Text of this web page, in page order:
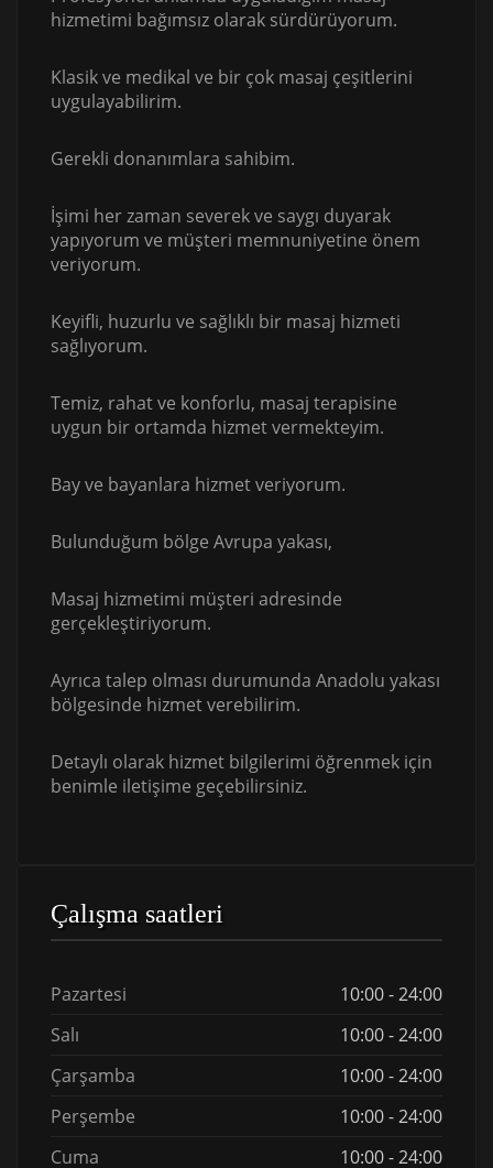
hizmetimi bağımsız olarak sürdürüyorum.
Klasik ve medikal ve bir çok masaj çeşitlerini
uygulayabilirim.
Gerekli donanımlara sahibim.
İşimi her zaman severek ve saygı duyarak
yapıyorum ve müşteri memnuniyetine önem
veriyorum.
Keyifli, huzurlu ve sağlıklı bir masaj hizmeti
sağlıyorum.
Temiz, rahat ve konforlu, masaj terapisine
uygun bir ortamda hizmet vermekteyim.
Bay ve bayanlara hizmet veriyorum.
Bulunduğum bölge Avrupa yakası,
Masaj hizmetimi müşteri adresinde
gerçekleştiriyorum.
Ayrıca talep olması durumunda Anadolu yakası
bölgesinde hizmet verebilirim.
Detaylı olarak hizmet bilgilerimi öğrenmek için
benimle iletişime geçebilirsiniz.
Çalışma saatleri
Pazartesi
10:00 - 24:00
Salı
10:00 - 24:00
Çarşamba
10:00 - 24:00
Perşembe
10:00 - 24:00
Cuma
10:00 - 24:00